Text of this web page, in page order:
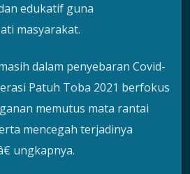
edukatif guna
masyarakat.
dalam penyebaran Covid-
Patuh Toba 2021 berfokus
memutus mata rantai
mencegah terjadinya
ungkapnya.